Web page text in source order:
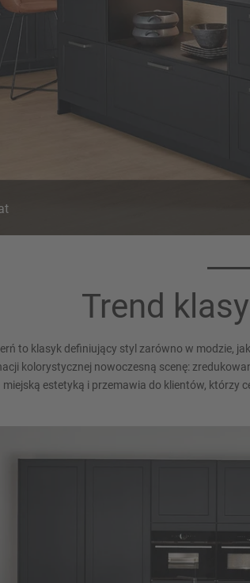
Kolor korpusu 194
Trend
to klasyk definiujący styl zarówno w modzie,
kolorystycznej nowoczesną scenę:
miejską estetyką i przemawia do klientów, którzy